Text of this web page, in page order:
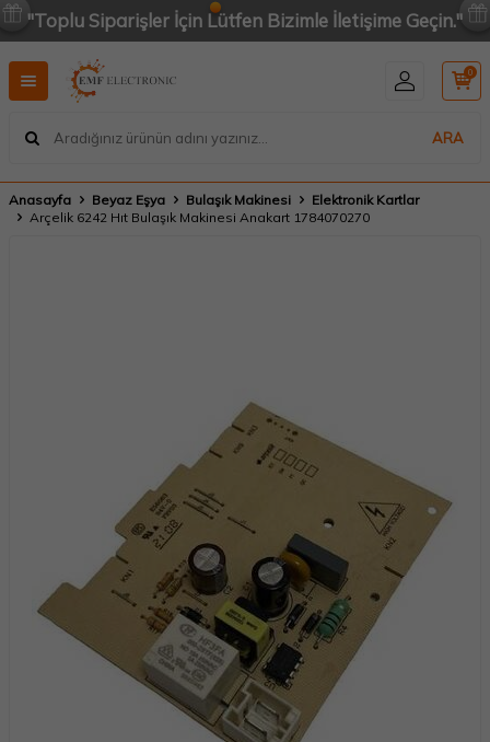
"Toplu Siparişler İçin Lütfen Bizimle İletişime Geçin."
ARA
0
Anasayfa Beyaz Eşya Bulaşık Makinesi
Elektronik Kartlar
Arçelik 6242 Hıt Bulaşık Makinesi Anakart 1784070270